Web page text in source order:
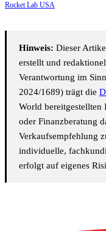
Rocket Lab USA
Hinweis: Dieser
erstellt und
Verantwortung im
2024/1689) trägt die
World
oder Finanzberatung
Verkaufsempfehlung
individuelle,
erfolgt auf eigenes